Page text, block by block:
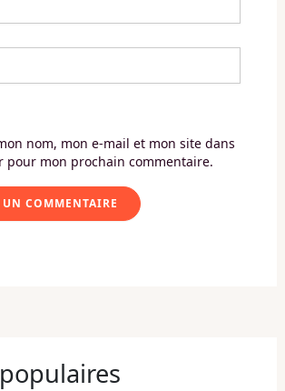
nom, mon e-mail et mon site dans
pour mon prochain commentaire.